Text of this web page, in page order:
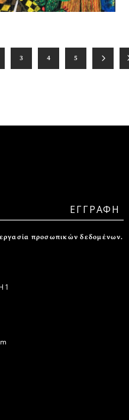
3 4 5
προσωπικών δεδομένων.
1